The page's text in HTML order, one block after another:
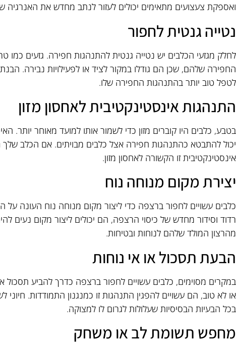
ואספקת צעצועים מתאימים יכולים לעזור לנתב מחדש את האנרגיה
נטייה גנטית לחפור
לחלק מגזעי הכלבים יש נטייה גנטית להתנהגות חפירה. גזעים כמו
החפירה שלהם, שכן הם גודלו במקור לציד או לפעילויות נבירה.
לטפל טוב יותר בהתנהגות החפירה שלו.
התנהגות אינסטינקטיבית לאחסון מזון
בטבע, כלבים היו קוברים מזון כדי לשמור אותו למועד מאוחר יותר.
יכול להתבטא כהתנהגות חפירה אצל כלבים מבויתים. אם הכלב שלך
אינסטינקטיבית זו הקשורה לאחסון מזון.
יצירת מקום מנוחה נוח
כלבים עשויים לחפור ברצפה כדי ליצור מקום מנוחה נוח העונה
רדוד וסידור מחדש של כיסוי הרצפה, הם יכולים ליצור מקום נעים
מהרצון המולד שלהם לנוחות ובטיחות.
הבעת תסכול או אי נוחות
במקרים מסוימים, כלבים עשויים לחפור ברצפה כדרך להביע
או לא טוב, הם עשויים להפגין התנהגות זו כמנגנון התמודדות.
בכל הבעיות הבסיסיות שעלולות לגרום לו למצוקה.
מחפש תשומת לב או משחק